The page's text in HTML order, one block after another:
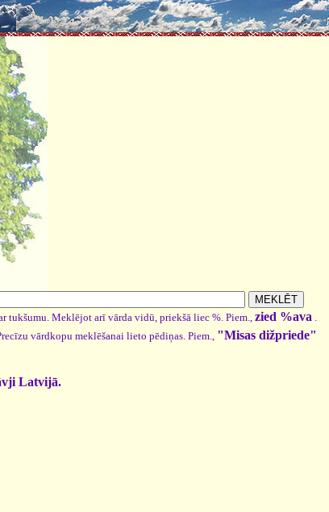
tukšumu. Meklējot arī vārda vidū, priekšā liec %. Piem., zied %ava .
vārdkopu meklēšanai lieto pēdiņas. Piem., "Misas dižpriede"
Latvijā.